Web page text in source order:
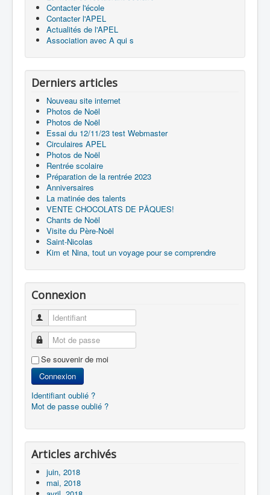
L'Ecole
La vie dans les classes
Infos pratiques
Contacter l'école
Contacter l'APEL
Actualités de l'APEL
Association avec A qui s
Derniers articles
Nouveau site internet
Photos de Noël
Photos de Noël
Essai du 12/11/23 test Webmaster
Circulaires APEL
Photos de Noël
Rentrée scolaire
Préparation de la rentrée 2023
Anniversaires
La matinée des talents
VENTE CHOCOLATS DE PÂQUES!
Chants de Noël
Visite du Père-Noël
Saint-Nicolas
Kim et Nina, tout un voyage pour se comprendre
Connexion
Identifiant
Mot de passe
Se souvenir de moi
Connexion
Identifiant oublié ?
Mot de passe oublié ?
Articles archivés
juin, 2018
mai, 2018